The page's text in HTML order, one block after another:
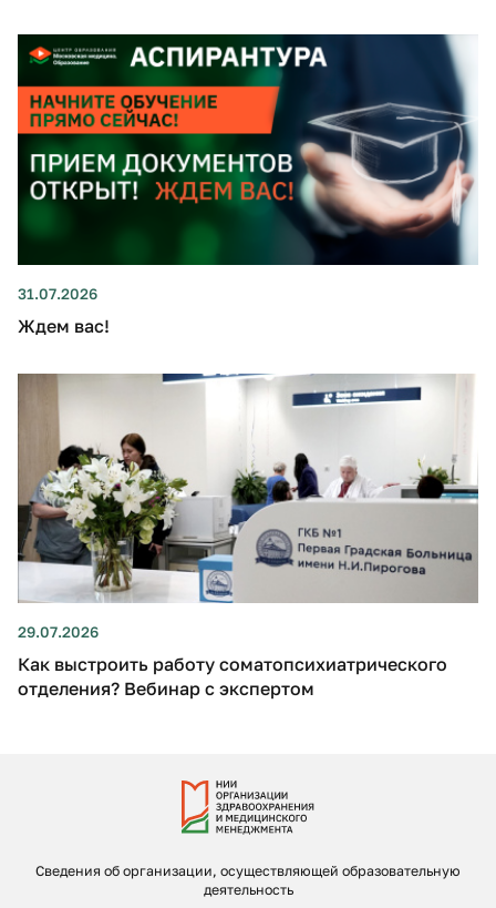
31.07.2026
Ждем вас!
29.07.2026
Как выстроить работу соматопсихиатрического
отделения? Вебинар с экспертом
Сведения об организации, осуществляющей образовательную
деятельность